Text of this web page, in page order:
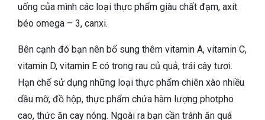
uống của mình các loại thực phẩm giàu chất đạm, axit
béo omega – 3, canxi.
Bên cạnh đó bạn nên bổ sung thêm vitamin A, vitamin C,
vitamin D, vitamin E có trong rau củ quả, trái cây tươi.
Hạn chế sử dụng những loại thực phẩm chiên xào nhiều
dầu mỡ, đồ hộp, thực phẩm chứa hàm lượng photpho
cao, thức ăn cay nóng. Ngoài ra bạn cần tránh ăn quá